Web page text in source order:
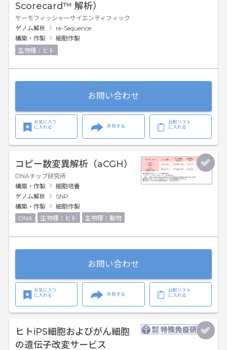
Scorecard™ 解析）
サーモフィッシャーサイエンティフィック
ゲノム解析
re-Sequence
構築・作製
細胞作製
生物種：ヒト
お問い合わせ
お気に入り
に入れる
共有する
比較リスト
に入れる
コピー数変異解析（aCGH）
DNAチップ研究所
構築・作製
細胞培養
ゲノム解析
SNP
構築・作製
細胞作製
DNA
生物種：ヒト 生物種：動物
お問い合わせ
お気に入り
に入れる
共有する
比較リスト
に入れる
ヒトiPS細胞およびがん細胞
の遺伝子改変サービス